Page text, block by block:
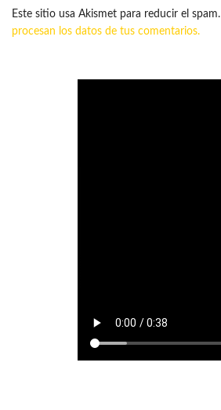
Este sitio usa Akismet para reducir el spam.
procesan los datos de tus comentarios.